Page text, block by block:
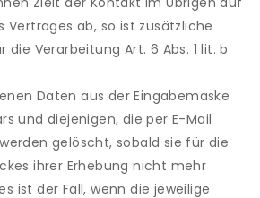
Vertrages ab, so ist zusätzliche
die Verarbeitung Art. 6 Abs. 1 lit. b
Daten aus der Eingabemaske
und diejenigen, die per E-Mail
gelöscht, sobald sie für die
ihrer Erhebung nicht mehr
ist der Fall, wenn die jeweilige